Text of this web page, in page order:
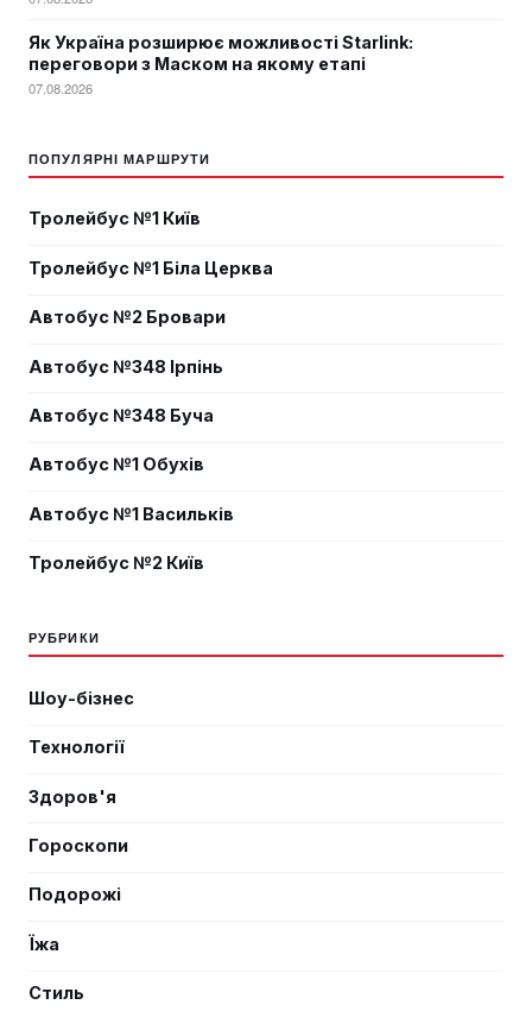
Як Україна розширює можливості Starlink:
переговори з Маском на якому етапі
07.08.2026
ПОПУЛЯРНІ МАРШРУТИ
Тролейбус №1 Київ
Тролейбус №1 Біла Церква
Автобус №2 Бровари
Автобус №348 Ірпінь
Автобус №348 Буча
Автобус №1 Обухів
Автобус №1 Васильків
Тролейбус №2 Київ
РУБРИКИ
Шоу-бізнес
Технології
Здоров'я
Гороскопи
Подорожі
Їжа
Стиль